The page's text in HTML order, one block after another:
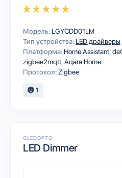
Модель: LGYCDD01LM
Тип устройства: LED драйверы
Платформа: Home Assistant
zigbee2mqttAqara Home
Протокол: Zigbee
1
GLEDOPTO
LED Dimmer